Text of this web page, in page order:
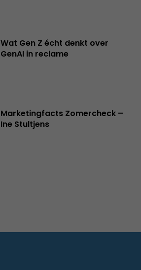
Wat Gen Z écht denkt over
GenAI in reclame
Marketingfacts Zomercheck –
Ine Stultjens